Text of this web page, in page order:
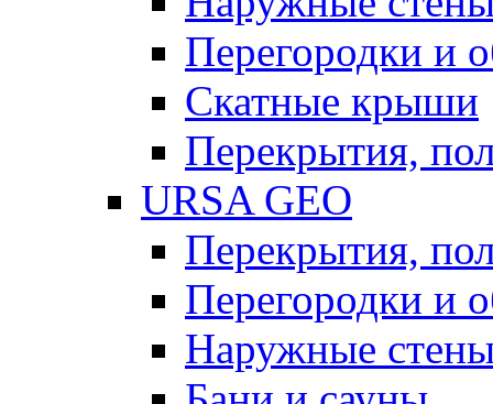
Перегородки и
Скатные крыши
Перекрытия,
URSA GEO
Перекрытия,
Перегородки и
Наружные